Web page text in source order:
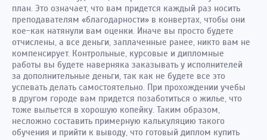
план. Это означает, что вам придется каждый раз носить
преподавателям «благодарности» в конвертах, чтобы они
кое-как натянули вам оценки. Иначе вы просто будете
отчислены, а все деньги, заплаченные ранее, никто вам не
компенсирует. Контрольные, курсовые и дипломные
работы вы будете наверняка заказывать у исполнителей
за дополнительные деньги, так как не будете все это
успевать делать самостоятельно. При прохождении учебы
в другом городе вам придется позаботиться о жилье, что
тоже выльется в хорошую копейку. Таким образом,
несложно составить примерную калькуляцию такого
обучения и прийти к выводу, что готовый диплом купить